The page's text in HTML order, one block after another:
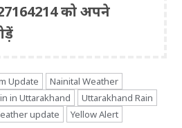
को अपने
Update
Nainital Weather
in Uttarakhand
Uttarakhand Rain
update Yellow Alert